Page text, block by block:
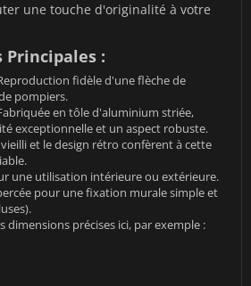
une touche d'originalité à votre
Principales :
fidèle d'une flèche de
pompiers.
en tôle d'aluminium striée,
exceptionnelle et un aspect robuste.
et le design rétro confèrent à cette
une utilisation intérieure ou extérieure.
pour une fixation murale simple et
dimensions précises ici, par exemple :